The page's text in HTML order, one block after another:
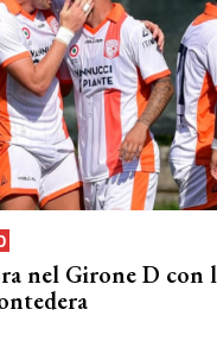
nel Girone D con